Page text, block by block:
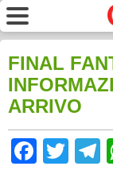
FINAL
ARRIVO